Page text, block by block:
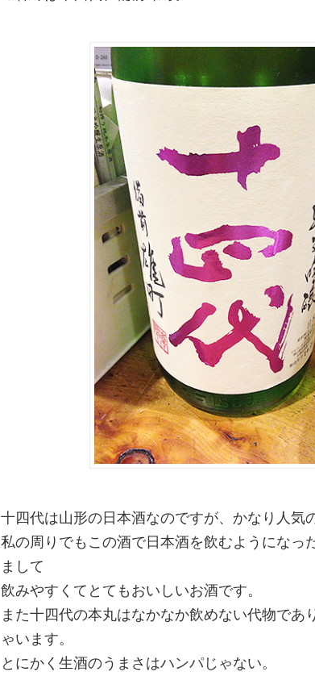
十四代は山形の日本酒なのですが、かなり人気
私の周りでもこの酒で日本酒を飲むようになっ
まして
飲みやすくてとてもおいしいお酒です。
また十四代の本丸はなかなか飲めない代物であ
ゃいます。
とにかく生酒のうまさはハンパじゃない。